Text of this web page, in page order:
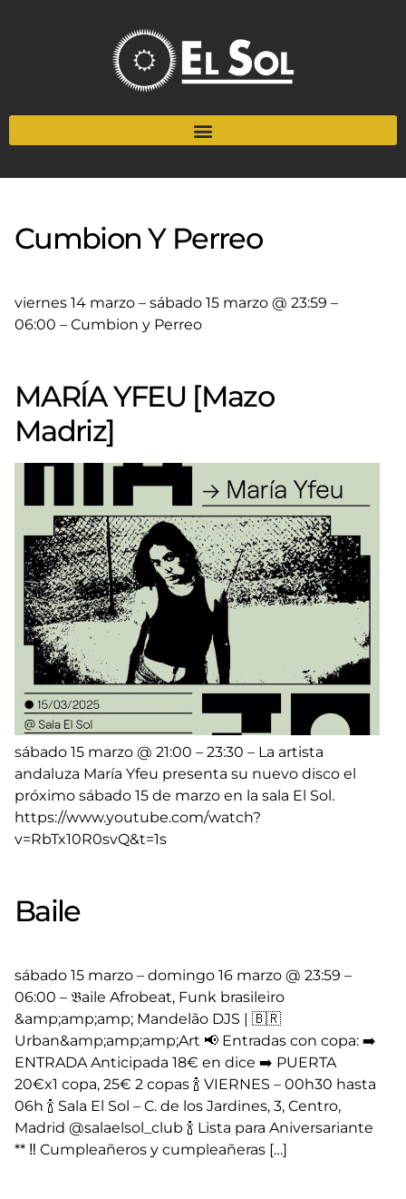
Cumbion Y Perreo
viernes 14 marzo – sábado 15 marzo @ 23:59 –
06:00 – Cumbion y Perreo
MARÍA YFEU [Mazo
Madriz]
sábado 15 marzo @ 21:00 – 23:30 – La artista
andaluza María Yfeu presenta su nuevo disco el
próximo sábado 15 de marzo en la sala El Sol.
https://www.youtube.com/watch?
v=RbTx10R0svQ&t=1s
Baile
sábado 15 marzo – domingo 16 marzo @ 23:59 –
06:00 – 𝔅aile Afrobeat, Funk brasileiro
&amp;amp;amp; Mandelão DJS | 🇧🇷
Urban&amp;amp;amp;Art 📢 Entradas con copa: ➡️
ENTRADA Anticipada 18€ en dice ➡️ PUERTA
20€x1 copa, 25€ 2 copas 🍾 VIERNES – 00h30 hasta
06h 🍾 Sala El Sol – C. de los Jardines, 3, Centro,
Madrid @salaelsol_club 🍾 Lista para Aniversariante
** ‼️ Cumpleañeros y cumpleañeras […]